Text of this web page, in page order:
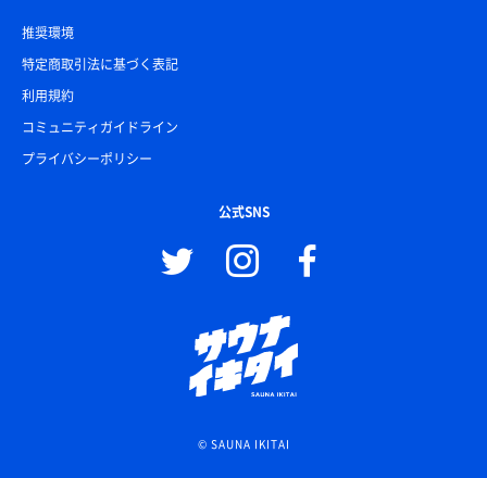
推奨環境
特定商取引法に基づく表記
利用規約
コミュニティガイドライン
プライバシーポリシー
公式SNS
© SAUNA IKITAI